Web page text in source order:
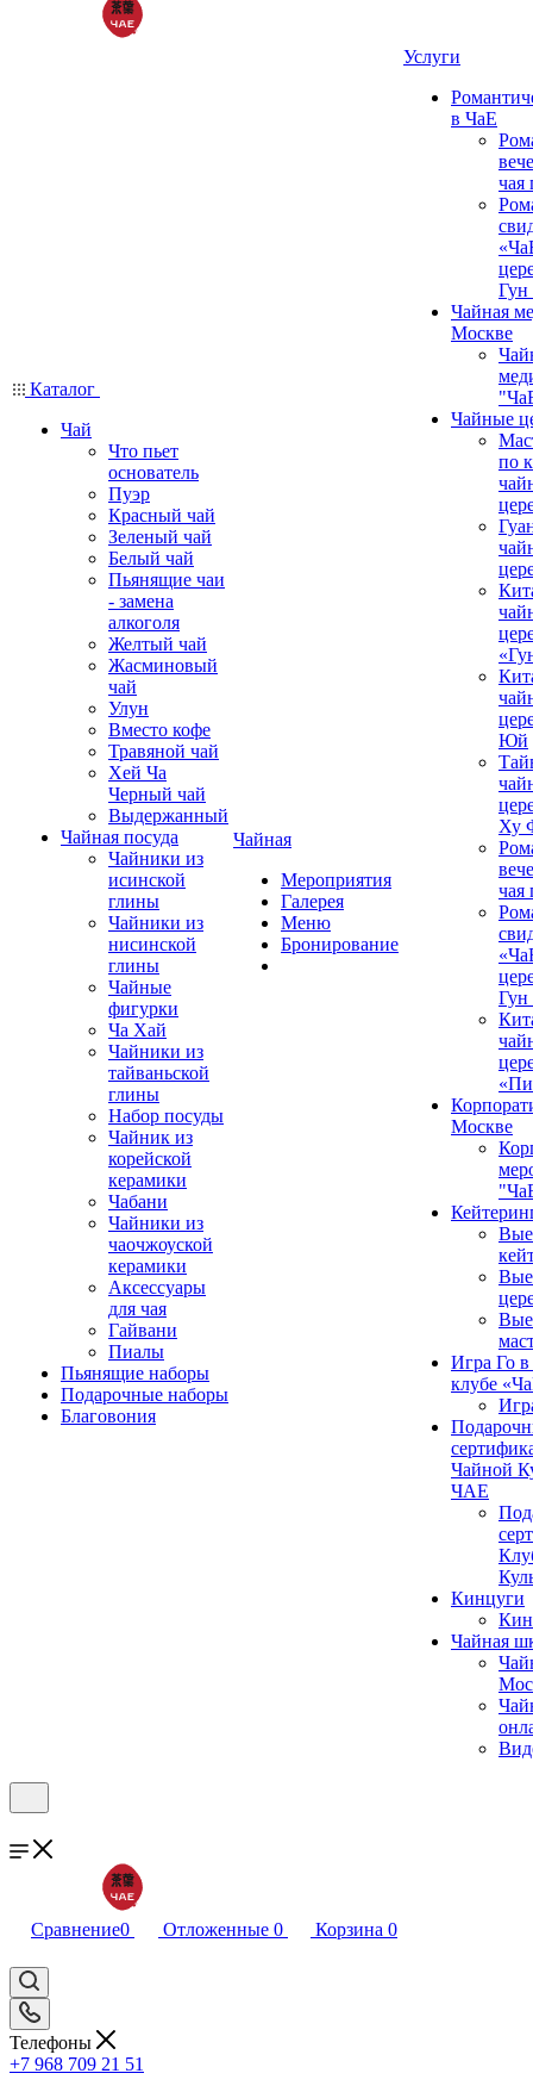
Каталог
Чай
Что пьет
основатель
Пуэр
Красный чай
Зеленый чай
Белый чай
Пьянящие чаи
- замена
алкоголя
Желтый чай
Жасминовый
чай
Улун
Вместо кофе
Травяной чай
Хей Ча
Черный чай
Выдержанный
Чайная посуда
Чайники из
исинской
глины
Чайники из
нисинской
глины
Чайные
фигурки
Ча Хай
Чайники из
тайваньской
глины
Набор посуды
Чайник из
корейской
керамики
Чабани
Чайники из
чаочжоуской
керамики
Аксессуары
для чая
Гайвани
Пиалы
Пьянящие наборы
Подарочные наборы
Благовония
Чайная
Мероприятия
Галерея
Меню
Бронирование
Услуги
в ЧаЕ
Чайная
Москве
Чайные
по
Юй
Ху
Москве
Игра Го
клубе
Чайной
ЧАЕ
Кинцуги
Чайная
Сравнение0 Отложенные 0 Корзина 0
Телефоны
+7 968 709 21 51